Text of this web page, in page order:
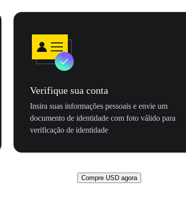
Verifique sua conta
Insira suas informações pessoais e envie um
documento de identidade com foto válido para
verificação de identidade
Compre USD agora